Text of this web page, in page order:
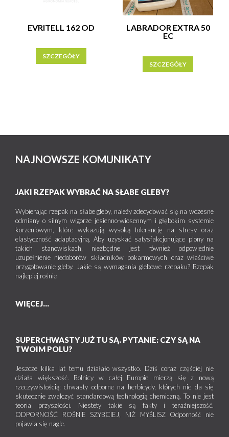
EVRITELL 162 OD
SZCZEGÓŁY
LABRADOR EXTRA 50
EC
SZCZEGÓŁY
NAJNOWSZE KOMUNIKATY
JAKI RZEPAK WYBRAĆ NA SŁABE GLEBY?
Wybierając rzepak na słabe gleby, należy zdecydować się na wczesne
odmiany o silnym wigorze jesienno-wiosennym i głębokim systemie
korzeniowym, które wykazują wysoką tolerancję na stresy oraz
elastyczność adaptacyjną. Aby uzyskać satysfakcjonujące plony na
takich stanowiskach, niezbędne jest również odpowiednie
uzupełnienie niedoborów składników pokarmowych oraz właściwe
przygotowanie gleby. Jakie są wymagania glebowe rzepaku? Rzepak
najlepiej rośnie
WIĘCEJ...
SUPERCHWASTY JUŻ TU SĄ. PYTANIE: CZY SĄ NA
TWOIM POLU?
Jeszcze kilka lat temu działało wszystko. Dziś coraz częściej nie
działa większość. Rolnicy w całej Europie mierzą się z nową
rzeczywistością: chwasty odporne na herbicydy, których nie da się
skutecznie zwalczyć standardową technologią chemiczną. To nie jest
teoria przyszłości. Niestety takie są fakty i teraźniejszość.
ODPORNOŚĆ ROŚNIE SZYBCIEJ, NIŻ MYŚLISZ Odporność nie
pojawia się nagle.